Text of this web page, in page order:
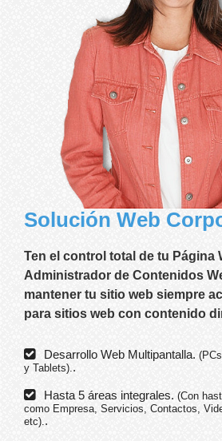
Solución Web
Ten el control total de tu Página
Administrador de Contenidos
mantener tu sitio web siempre
para sitios web con contenido
Desarrollo Web Multipantalla.
y Tablets)..
Hasta 5 áreas integrales. (Con
como Empresa, Servicios, Contactos,
etc)..